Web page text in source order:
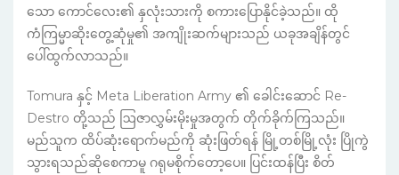
သော ကောင်လေး၏ နှလုံးသားကို စကားပြောနိုင်ခဲ့သည်။ ထို
ကံကြမ္မာဆိုးတွေ့ဆုံမှု၏ အကျိုးဆက်များသည် ယခုအချိန်တွင်
ပေါ်ထွက်လာသည်။
Tomura နှင့် Meta Liberation Army ၏ ခေါင်းဆောင် Re-
Destro တို့သည် ဩဇာလွှမ်းမိုးမှုအတွက် တိုက်ခိုက်ကြသည်။
မည်သူက ထိပ်ဆုံးရောက်မည်ကို ဆုံးဖြတ်ရန် မြို့တစ်မြို့လုံး ပြိုကွဲ
သွားရသည်ဆိုစေကာမူ ဂရုမစိုက်တော့ပေ။ ပြင်းထန်ပြီး စိတ်